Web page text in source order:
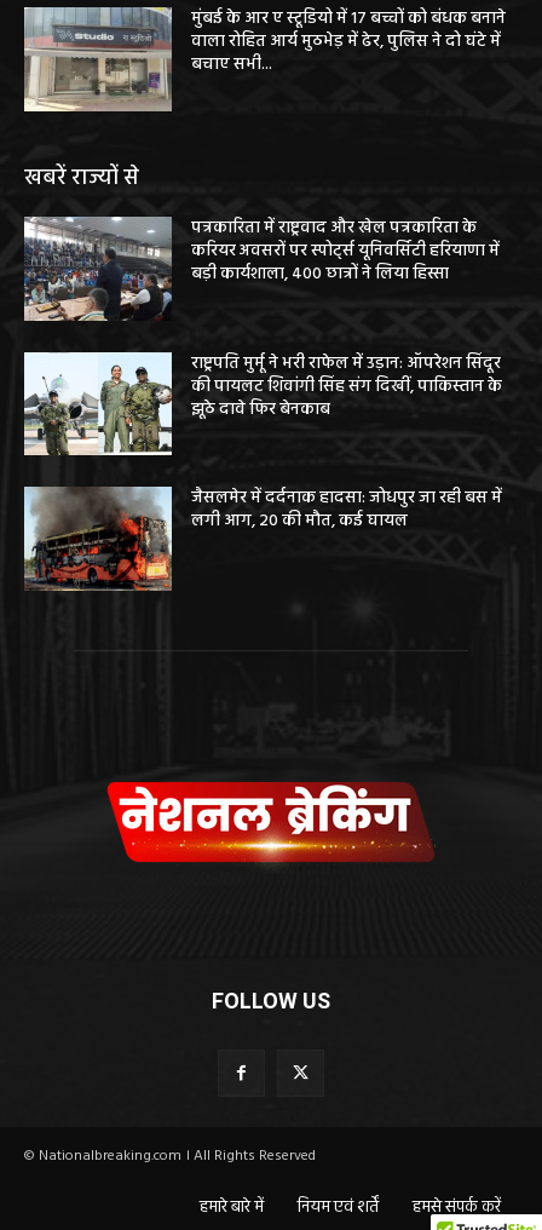
मुंबई के आर ए स्टूडियो में 17 बच्चों को बंधक बनाने
वाला रोहित आर्य मुठभेड़ में ढेर, पुलिस ने दो घंटे में
बचाए सभी...
खबरें राज्यों से
पत्रकारिता में राष्ट्रवाद और खेल पत्रकारिता के
करियर अवसरों पर स्पोर्ट्स यूनिवर्सिटी हरियाणा में
बड़ी कार्यशाला, 400 छात्रों ने लिया हिस्सा
राष्ट्रपति मुर्मू ने भरी राफेल में उड़ान: ऑपरेशन सिंदूर
की पायलट शिवांगी सिंह संग दिखीं, पाकिस्तान के
झूठे दावे फिर बेनकाब
जैसलमेर में दर्दनाक हादसा: जोधपुर जा रही बस में
लगी आग, 20 की मौत, कई घायल
FOLLOW US
© Nationalbreaking.com । All Rights Reserved
हमारे बारे में नियम एवं शर्तें हमसे संपर्क करें